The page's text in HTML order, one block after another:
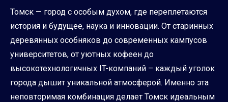
Томск — город с особым духом, где переплетаются
история и будущее, наука и инновации. От старинных
деревянных особняков до современных кампусов
университетов, от уютных кофеен до
высокотехнологичных IT-компаний – каждый уголок
города дышит уникальной атмосферой. Именно эта
неповторимая комбинация делает Томск идеальным